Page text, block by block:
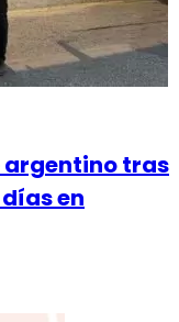
argentino tras
en